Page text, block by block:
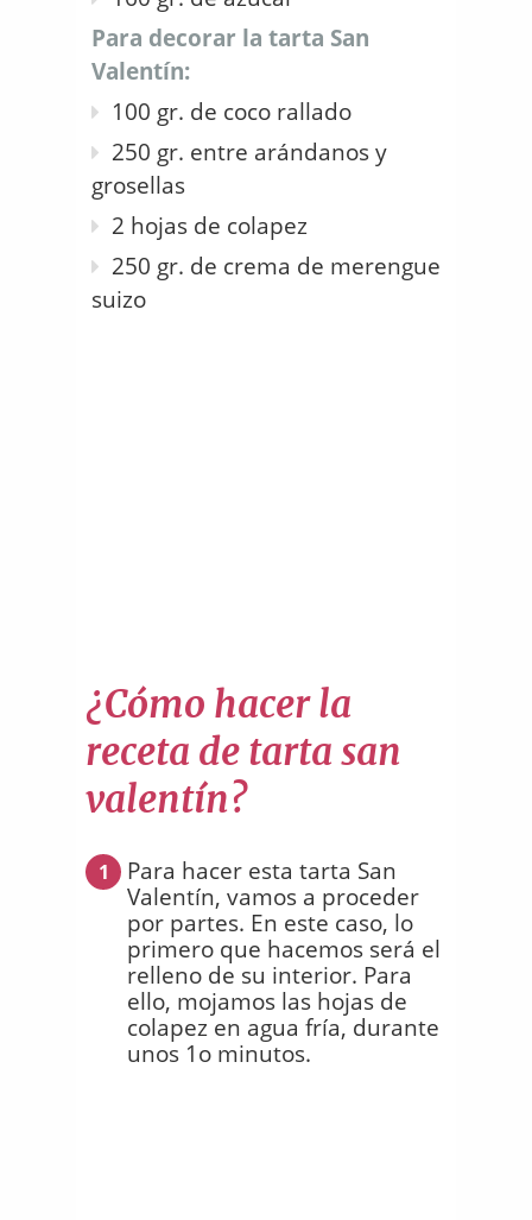
Para decorar la tarta San
Valentín:
100 gr. de coco rallado
250 gr. entre arándanos y
grosellas
2 hojas de colapez
250 gr. de crema de merengue
suizo
¿Cómo hacer la
receta de tarta san
valentín?
1
Para hacer esta tarta San
Valentín, vamos a proceder
por partes. En este caso, lo
primero que hacemos será el
relleno de su interior. Para
ello, mojamos las hojas de
colapez en agua fría, durante
unos 1o minutos.